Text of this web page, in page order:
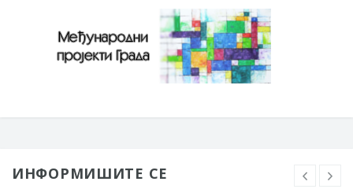
ИНФОРМИШИТЕ СЕ